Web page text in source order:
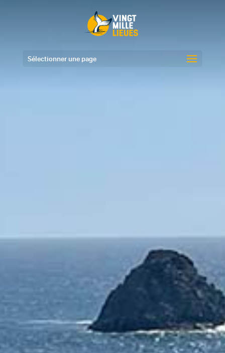
Sélectionner une page